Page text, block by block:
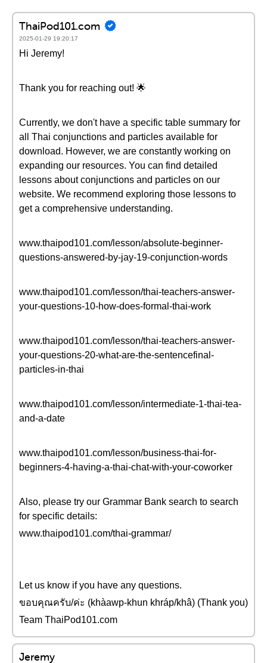
ThaiPod101.com
2025-01-29 19:20:17
Hi Jeremy!
Thank you for reaching out! 🌟
Currently, we don't have a specific table summary for
all Thai conjunctions and particles available for
download. However, we are constantly working on
expanding our resources. You can find detailed
lessons about conjunctions and particles on our
website. We recommend exploring those lessons to
get a comprehensive understanding.
www.thaipod101.com/lesson/absolute-beginner-
questions-answered-by-jay-19-conjunction-words
www.thaipod101.com/lesson/thai-teachers-answer-
your-questions-10-how-does-formal-thai-work
www.thaipod101.com/lesson/thai-teachers-answer-
your-questions-20-what-are-the-sentencefinal-
particles-in-thai
www.thaipod101.com/lesson/intermediate-1-thai-tea-
and-a-date
www.thaipod101.com/lesson/business-thai-for-
beginners-4-having-a-thai-chat-with-your-coworker
Also, please try our Grammar Bank search to search
for specific details:
www.thaipod101.com/thai-grammar/
Let us know if you have any questions.
ขอบคุณครับ/ค่ะ (khàawp-khun khráp/khâ) (Thank you)
Team ThaiPod101.com
Jeremy